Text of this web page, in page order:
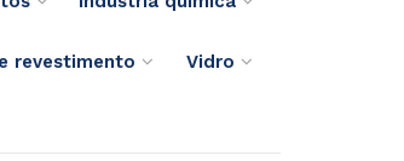
revestimento Vidro